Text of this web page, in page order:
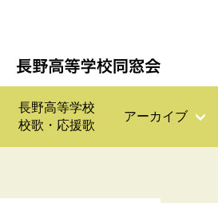
長野高等学校
校歌・応援歌
アーカイブ